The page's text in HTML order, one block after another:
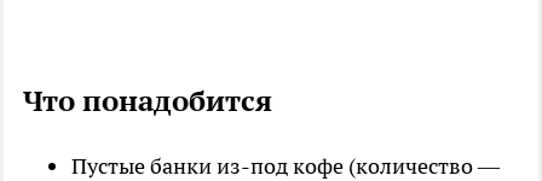
Что понадобится
Пустые банки из-под кофе (количество —